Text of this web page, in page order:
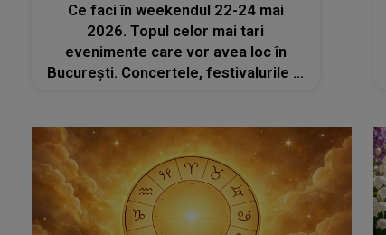
Ce faci în weekendul 22-24 mai
2026. Topul celor mai tari
evenimente care vor avea loc în
București. Concertele, festivalurile și